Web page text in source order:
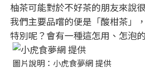
柚茶可能對於不好茶的朋友來說
我們主要品嚐的便是「酸柑茶」
特別呢？會有一種這怎用、怎泡
圖片說明：小虎食夢網 提供